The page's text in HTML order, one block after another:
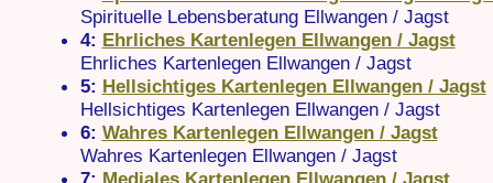
Spirituelle Lebensberatung Ellwangen / Jagst
4: Ehrliches Kartenlegen Ellwangen / Jagst
Ehrliches Kartenlegen Ellwangen / Jagst
5: Hellsichtiges Kartenlegen Ellwangen / Jagst
Hellsichtiges Kartenlegen Ellwangen / Jagst
6: Wahres Kartenlegen Ellwangen / Jagst
Wahres Kartenlegen Ellwangen / Jagst
7: Mediales Kartenlegen Ellwangen / Jagst